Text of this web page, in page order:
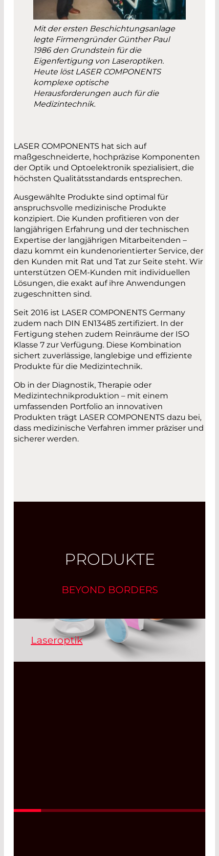
Mit der ersten Beschichtungsanlage
legte Firmengründer Günther Paul
1986 den Grundstein für die
Eigenfertigung von Laseroptiken.
Heute löst LASER COMPONENTS
komplexe optische
Herausforderungen auch für die
Medizintechnik.
LASER COMPONENTS hat sich auf
maßgeschneiderte, hochpräzise Komponenten
der Optik und Optoelektronik spezialisiert, die
höchsten Qualitätsstandards entsprechen.
Ausgewählte Produkte sind optimal für
anspruchsvolle medizinische Produkte
konzipiert. Die Kunden profitieren von der
langjährigen Erfahrung und der technischen
Expertise der langjährigen Mitarbeitenden –
dazu kommt ein kundenorientierter Service, der
den Kunden mit Rat und Tat zur Seite steht. Wir
unterstützen OEM-Kunden mit individuellen
Lösungen, die exakt auf ihre Anwendungen
zugeschnitten sind.
Seit 2016 ist LASER COMPONENTS Germany
zudem nach DIN EN13485 zertifiziert. In der
Fertigung stehen zudem Reinräume der ISO
Klasse 7 zur Verfügung. Diese Kombination
sichert zuverlässige, langlebige und effiziente
Produkte für die Medizintechnik.
Ob in der Diagnostik, Therapie oder
Medizintechnikproduktion – mit einem
umfassenden Portfolio an innovativen
Produkten trägt LASER COMPONENTS dazu bei,
dass medizinische Verfahren immer präziser und
sicherer werden.
PRODUKTE
BEYOND BORDERS
Laseroptik
Hochleistungslaseroptiken, die auf Ihre